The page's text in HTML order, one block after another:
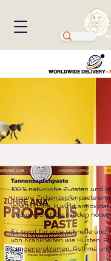
WORLDWIDE DELIVERY -
Tannenzapfenpaste
100 % natürliche Zutaten und
Unsere Zirbenzapfenpaste
Inhaltsstoffe. H wirkt
und versorgt Sie mit den
Es sorgt für eine schnelle und
von Krankheiten wie Husten,
Lungenproblemen, Asthma